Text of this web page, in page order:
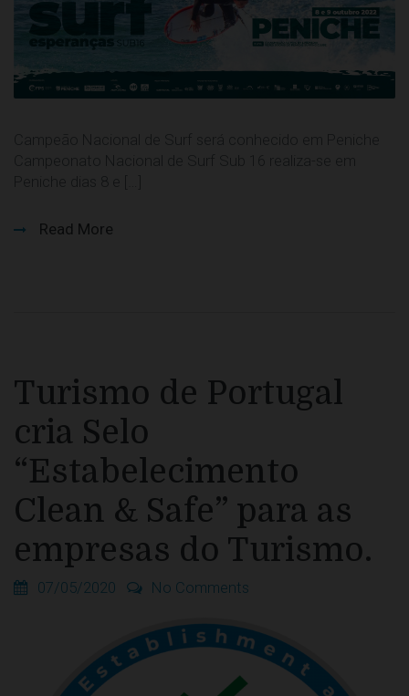
Read More
Turismo de Portugal
cria Selo
“Estabelecimento
Clean & Safe” para as
empresas do Turismo.
07/05/2020 No Comments